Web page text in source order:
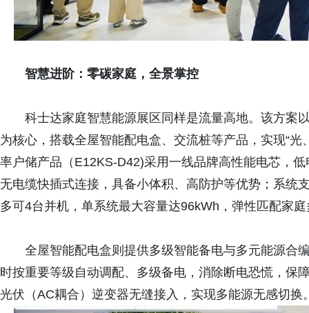
智慧进阶：零碳家庭，全景掌控
科士达家庭智慧能源展区同样是流量高地。该方案
为核心，搭载全屋智能配电盒、交流桩等产品，实现“
率户储产品（E12KS-D42)采用一线品牌高性能电芯，
无电缆快插式连接，具备小体积、高防护等优势；系统
多可4台并机，单系统最大容量达96kWh，弹性匹配家
全屋智能配电盒则提供多级智能备电与多元能源合
时按重要等级自动调配、多级备电，消除断电恐慌，保
光伏（AC耦合）逆变器无缝接入，实现多能源无感切换